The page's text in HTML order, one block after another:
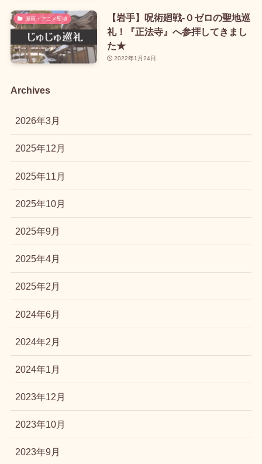
漫画・アニメ聖地
【岩手】呪術廻戦-０ゼロの聖地巡
礼！『正法寺』へ参拝してきまし
た★
2022年1月24日
Archives
2026年3月
2025年12月
2025年11月
2025年10月
2025年9月
2025年4月
2025年2月
2024年6月
2024年2月
2024年1月
2023年12月
2023年10月
2023年9月